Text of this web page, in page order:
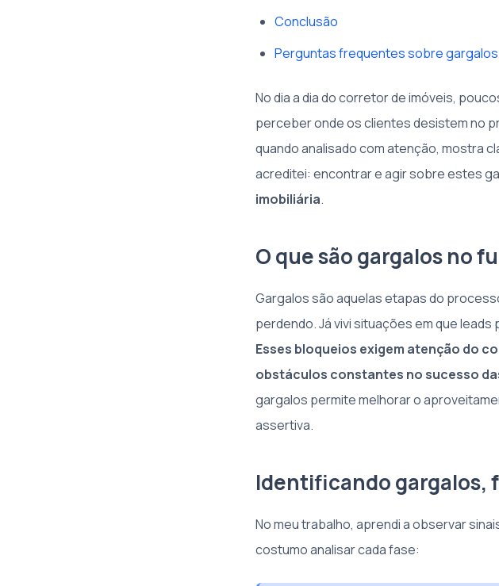
Conclusão
Perguntas frequentes sobre gargalos
No dia a dia do corretor de imóveis,
perceber onde os clientes desistem no
quando analisado com atenção, mostra
acreditei: encontrar e agir sobre estes
imobiliária.
O que são gargalos no
Gargalos são aquelas etapas do
perdendo. Já vivi situações em que
Esses bloqueios exigem atenção do
obstáculos constantes no sucesso
gargalos permite melhorar o
assertiva.
Identificando gargalos,
No meu trabalho, aprendi a observar
costumo analisar cada fase: